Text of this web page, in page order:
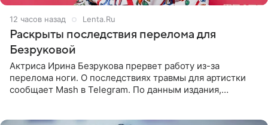
12 часов назад Lenta.Ru
Раскрыты последствия перелома для
Безруковой
Актриса Ирина Безрукова прервет работу из-за
перелома ноги. О последствиях травмы для артистки
сообщает Mash в Telegram. По данным издания,